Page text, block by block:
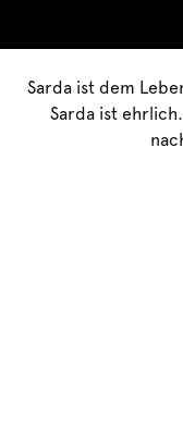
Sarda ist dem
Sarda ist